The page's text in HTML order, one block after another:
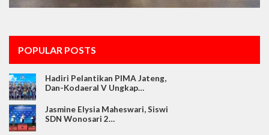
POPULAR POSTS
Hadiri Pelantikan PIMA Jateng,
Dan-Kodaeral V Ungkap…
Jasmine Elysia Maheswari, Siswi
SDN Wonosari 2…